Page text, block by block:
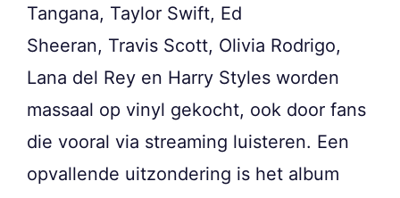
Tangana, Taylor Swift, Ed
Sheeran, Travis Scott, Olivia Rodrigo,
Lana del Rey en Harry Styles worden
massaal op vinyl gekocht, ook door fans
die vooral via streaming luisteren. Een
opvallende uitzondering is het album